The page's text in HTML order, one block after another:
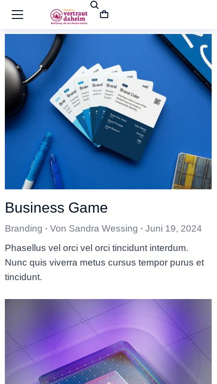
Business Game
Branding Von Sandra Wessing
Juni 19, 2024
Phasellus vel orci vel orci tincidunt interdum.
Nunc quis viverra metus cursus tempor purus et
tincidunt.